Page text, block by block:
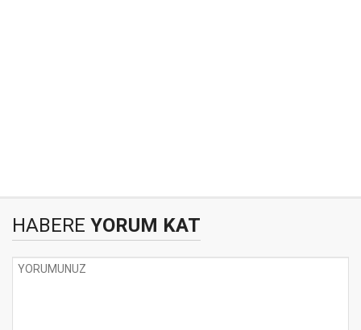
HABERE YORUM KAT